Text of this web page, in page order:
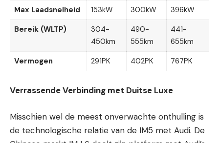
Max Laadsnelheid
153kW 300kW
396kW
Bereik (WLTP)
304-
450km
490-
555km
441-
655km
Vermogen
291PK 402PK 767PK
Verrassende Verbinding met Duitse Luxe
Misschien wel de meest onverwachte onthulling is
de technologische relatie van de IM5 met Audi. De